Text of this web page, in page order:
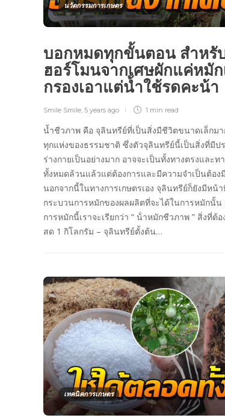
นวัตกรรมการเกษตร
บอกหมดทุกขั้นตอน สำหรั
ฮอร์โมนจากเศษผักแค่หมัก
กรองเอาแต่น้ำใช้รดคะน้า
Smile Smile, 5 years ago 1 min read
น้ำชีวภาพ คือ จุลินทรีย์ที่เป็นสิ่งมีชีวิตขนาดเล็กม
ทุกแห่งของธรรมชาติ ซึ่งตัวจุลินทรีย์นี้เป็นสิ่งที่มีป
ร่างกายเป็นอย่างมาก อาจจะเป็นทั้งทางตรงและท
ทั้งหมดล้วนแล้วแต่ต้องการและมีความจำเป็นต้อง
นอกจากนี้ในทางการเกษตรเอง จุลินทรีย์ก็ยังมีหน้
กระบวนการหมักของผลผลิตที่จะได้ในการหมักนั้น
การหมักนี้เราจะเรียกว่า “ น้ําหมักชีวภาพ ” สิ่งที่ต้อ
สด 1 กิโลกรัม – จุลินทรีย์ตั้งต้น…
เทคนิคการเกษตร